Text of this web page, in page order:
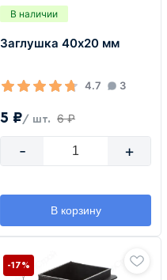
В наличии
Заглушка 40х20 мм
4.7 3
5 ₽/ шт. 6 ₽
- +
В корзину
-17%